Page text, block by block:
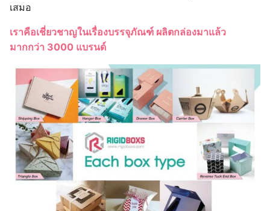
เสมอ
เราคือเชี่ยวชาญในเรื่องบรรจุภัณฑ์ ผลิตกล่องมาแล้ว
มากกว่า 3000 แบรนด์